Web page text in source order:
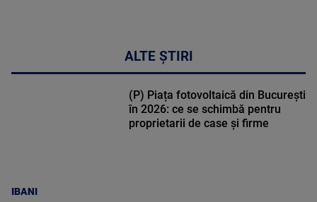
ALTE ȘTIRI
IBANI
(P) Piața fotovoltaică din București
în 2026: ce se schimbă pentru
proprietarii de case și firme